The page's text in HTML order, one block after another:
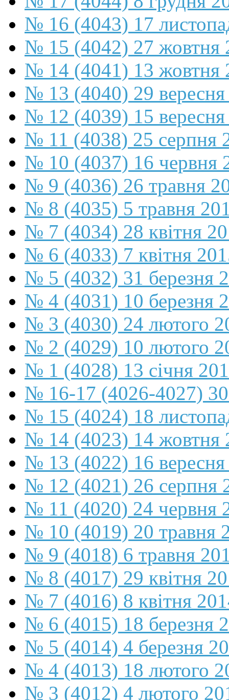
№ 16 (4043) 17
№ 15 (4042) 27 жовтня
№ 14 (4041) 13 жовтня
№ 13 (4040) 29
№ 12 (4039) 15
№ 11 (4038) 25 серпня
№ 10 (4037) 16 червня
№ 9 (4036) 26 травня
№ 8 (4035) 5 травня
№ 7 (4034) 28 квітня
№ 6 (4033) 7 квітня
№ 5 (4032) 31 березня
№ 4 (4031) 10 березня
№ 3 (4030) 24 лютого
№ 2 (4029) 10 лютого
№ 1 (4028) 13 січня
№ 16-17 (4026-4027) 30
№ 15 (4024) 18
№ 14 (4023) 14 жовтня
№ 13 (4022) 16
№ 12 (4021) 26 серпня
№ 11 (4020) 24 червня
№ 10 (4019) 20 травня
№ 9 (4018) 6 травня
№ 8 (4017) 29 квітня
№ 7 (4016) 8 квітня
№ 6 (4015) 18 березня
№ 5 (4014) 4 березня
№ 4 (4013) 18 лютого
№ 3 (4012) 4 лютого